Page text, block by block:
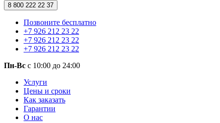
8 800 222 22 37
Позвоните бесплатно
+7 926 212 23 22
+7 926 212 23 22
+7 926 212 23 22
Пн-Вс с 10:00 до 24:00
Услуги
Цены и сроки
Как заказать
Гарантии
О нас